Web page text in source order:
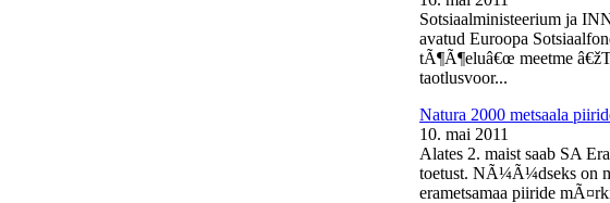
Sotsiaalministeerium ja
avatud Euroopa
tÃ¶Ã¶eluâ€œ meetme
taotlusvoor...
Natura 2000 metsaala
10. mai 2011
Alates 2. maist saab SA
toetust. NÃ¼Ã¼dseks on
erametsamaa piiride